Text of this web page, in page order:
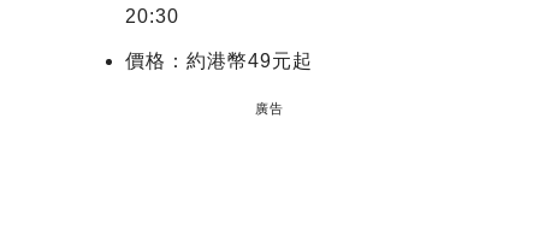
20:30
價格：約港幣49元起
廣告